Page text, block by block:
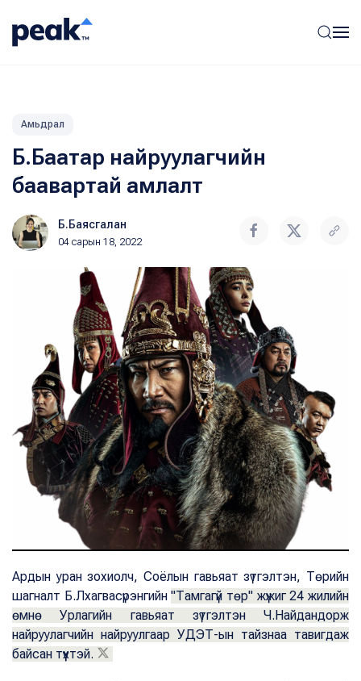
Амьдрал
Б.Баатар найруулагчийн
баавартай амлалт
Б.Баясгалан
04 сарын 18, 2022
Ардын уран зохиолч, Соёлын гавьяат зүтгэлтэн, Төрийн
шагналт Б.Лхагвасүрэнгийн"Тамгагүй төр" жүжиг 24 жилийн
өмнө Урлагийн гавьяат зүтгэлтэн Ч.Найдандорж
найруулагчийн найруулгаар УДЭТ-ын тайзнаа тавигдаж
байсан түүхтэй.